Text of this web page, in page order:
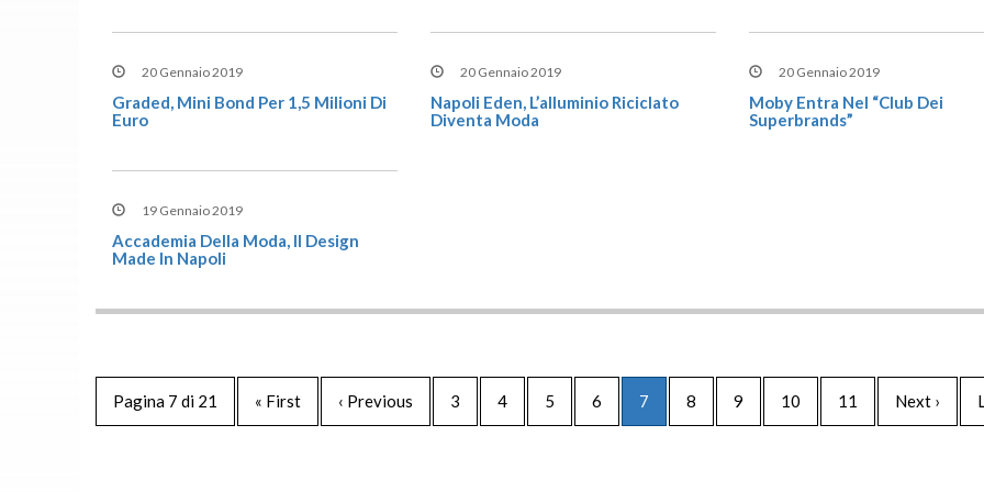
20 Gennaio 2019
Graded, Mini Bond Per 1,5 Milioni Di
Euro
20 Gennaio 2019
Napoli Eden, L’alluminio Riciclato
Diventa Moda
20 Gennaio 2019
Moby Entra Nel “Club Dei
Superbrands”
19 Gennaio 2019
Accademia Della Moda, Il Design
Made In Napoli
Pagina 7 di 21 « First ‹ Previous 3 4 5 6 7 8 9 10 11 Next ›